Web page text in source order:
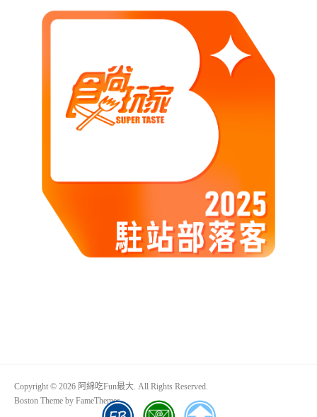
Copyright © 2026 阿綿吃Fun最大. All Rights Reserved.
Boston Theme by FameThemes